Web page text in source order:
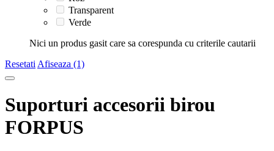
Transparent
Verde
Nici un produs gasit care sa corespunda cu criterile cautarii
Resetati Afiseaza (1)
Suporturi accesorii birou
FORPUS